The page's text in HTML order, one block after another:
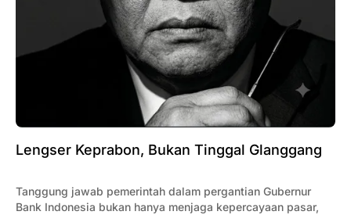
Lengser Keprabon, Bukan Tinggal Glanggang
Tanggung jawab pemerintah dalam pergantian Gubernur
Bank Indonesia bukan hanya menjaga kepercayaan pasar,